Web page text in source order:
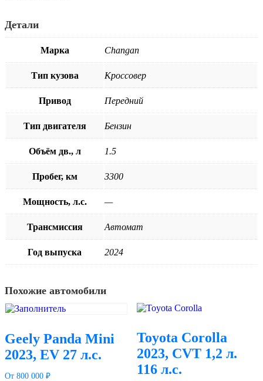
Детали
Марка Changan
Тип кузова Кроссовер
Привод Передний
Тип двигателя Бензин
Объём дв., л 1.5
Пробег, км 3300
Мощность, л.с. —
Трансмиссия Автомат
Год выпуска 2024
Похожие автомобили
Geely Panda Mini
2023, EV 27 л.с.
От 800 000 ₽
Toyota Corolla
2023, CVT 1,2 л.
116 л.с.